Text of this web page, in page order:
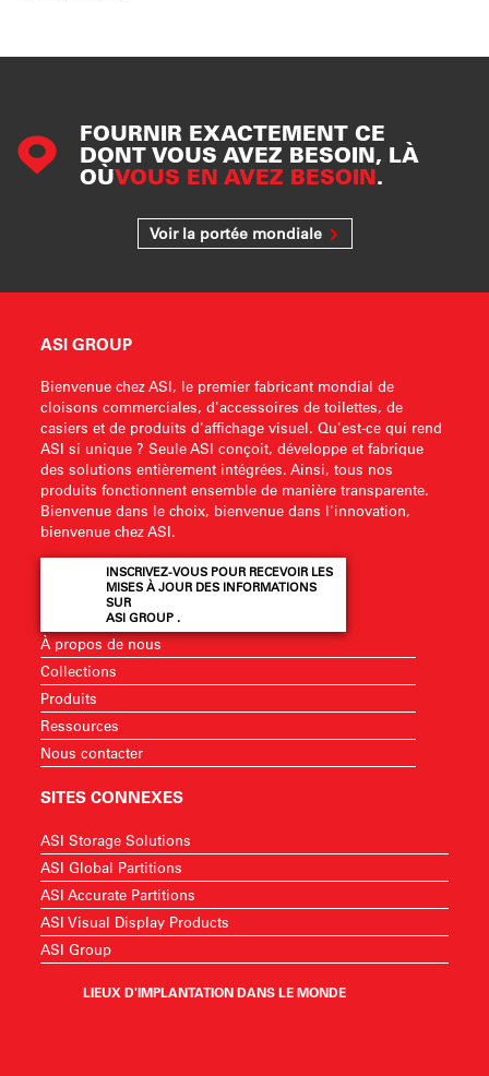
FOURNIR EXACTEMENT CE
DONT VOUS AVEZ BESOIN, LÀ
OÙVOUS EN AVEZ BESOIN.
Voir la portée mondiale
ASI GROUP
Bienvenue chez ASI, le premier fabricant mondial de
cloisons commerciales, d'accessoires de toilettes, de
casiers et de produits d'affichage visuel. Qu'est-ce qui rend
ASI si unique ? Seule ASI conçoit, développe et fabrique
des solutions entièrement intégrées. Ainsi, tous nos
produits fonctionnent ensemble de manière transparente.
Bienvenue dans le choix, bienvenue dans l'innovation,
bienvenue chez ASI.
INSCRIVEZ-VOUS POUR RECEVOIR LES
MISES À JOUR DES INFORMATIONS
SUR
ASI GROUP .
À propos de nous
Collections
Produits
Ressources
Nous contacter
SITES CONNEXES
ASI Storage Solutions
ASI Global Partitions
ASI Accurate Partitions
ASI Visual Display Products
ASI Group
LIEUX D'IMPLANTATION DANS LE MONDE